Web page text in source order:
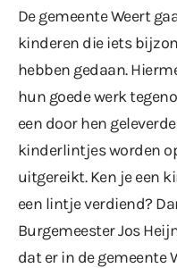
De gemeente Weert
kinderen die iets
hebben gedaan.
hun goede werk
een door hen
kinderlintjes worden
uitgereikt. Ken je een
een lintje verdiend?
Burgemeester Jos
dat er in de gemeente